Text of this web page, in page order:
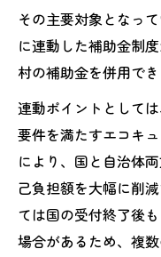
その主要対象となっ
に連動した補助金制
村の補助金を併用で
連動ポイントとして
要件を満たすエコキ
により、国と自治体
己負担額を大幅に削
ては国の受付終了後
場合があるため、複